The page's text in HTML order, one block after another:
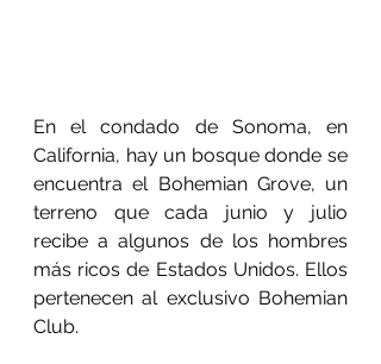
En el condado de Sonoma, en
California, hay un bosque donde se
encuentra el Bohemian Grove, un
terreno que cada junio y julio
recibe a algunos de los hombres
más ricos de Estados Unidos. Ellos
pertenecen al exclusivo Bohemian
Club.